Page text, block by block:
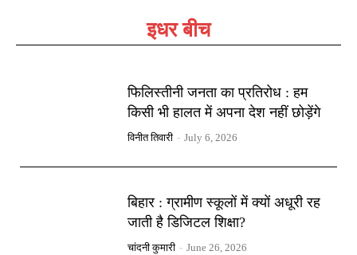
इधर बीच
फिलिस्तीनी जनता का प्रतिरोध : हम
किसी भी हालत में अपना देश नहीं छोड़ेंगे
विनीत तिवारी - July 6, 2026
बिहार : ग्रामीण स्कूलों में क्यों अधूरी रह
जाती है डिजिटल शिक्षा?
चांदनी कुमारी - June 26, 2026